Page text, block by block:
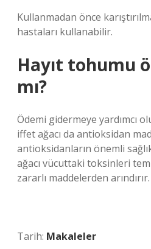
Kullanmadan önce
hastaları kullanabilir.
Hayıt tohumu
mı?
Ödemi gidermeye yardımcı
iffet ağacı da antioksidan
antioksidanların önemli
ağacı vücuttaki toksinleri
zararlı maddelerden arındırır.
Tarih: Makaleler